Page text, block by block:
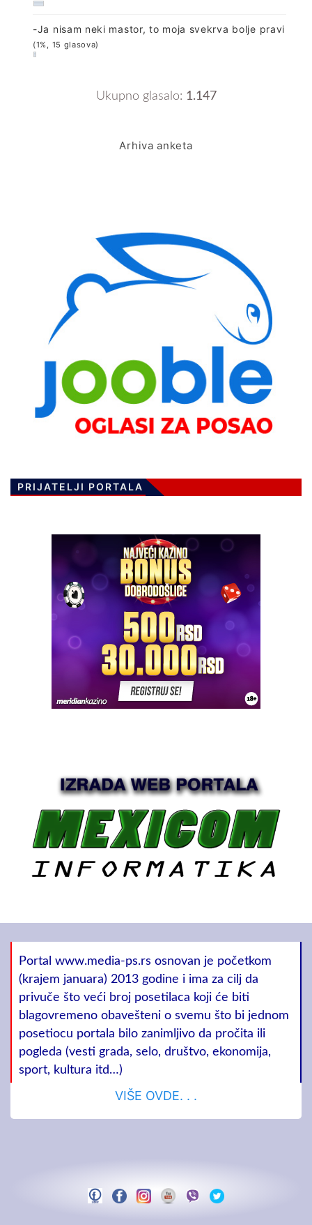
-Ja nisam neki mastor, to moja svekrva bolje pravi
(1%, 15 glasova)
Ukupno glasalo: 1.147
Arhiva anketa
PRIJATELJI PORTALA
Portal www.media-ps.rs osnovan je početkom
(krajem januara) 2013 godine i ima za cilj da
privuče što veći broj posetilaca koji će biti
blagovremeno obavešteni o svemu što bi jednom
posetiocu portala bilo zanimljivo da pročita ili
pogleda (vesti grada, selo, društvo, ekonomija,
sport, kultura itd…)
VIŠE OVDE. . .